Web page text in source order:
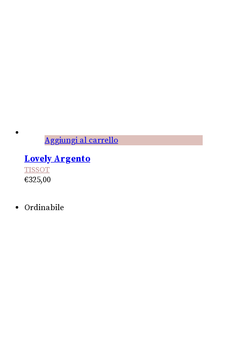
Aggiungi al carrello
Lovely Argento
TISSOT
€325,00
Ordinabile